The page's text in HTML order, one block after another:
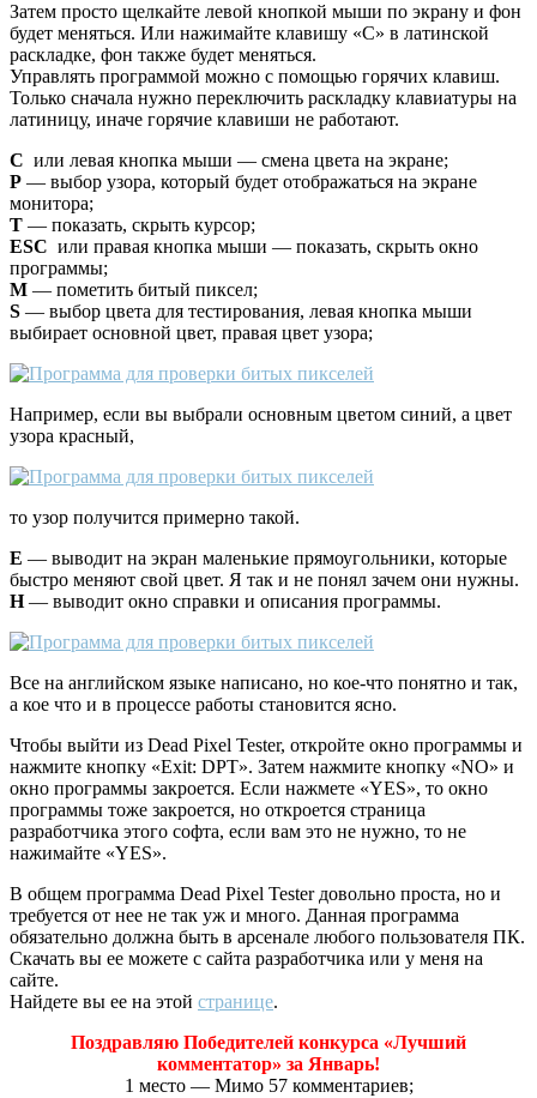
Затем просто щелкайте левой кнопкой мыши по экрану и фон
будет меняться. Или нажимайте клавишу «С» в латинской
раскладке, фон также будет меняться.
Управлять программой можно с помощью горячих клавиш.
Только сначала нужно переключить раскладку клавиатуры на
латиницу, иначе горячие клавиши не работают.
C или левая кнопка мыши — смена цвета на экране;
P — выбор узора, который будет отображаться на экране
монитора;
T — показать, скрыть курсор;
ESC или правая кнопка мыши — показать, скрыть окно
программы;
M — пометить битый пиксел;
S — выбор цвета для тестирования, левая кнопка мыши
выбирает основной цвет, правая цвет узора;
Например, если вы выбрали основным цветом синий, а цвет
узора красный,
то узор получится примерно такой.
E — выводит на экран маленькие прямоугольники, которые
быстро меняют свой цвет. Я так и не понял зачем они нужны.
H— выводит окно справки и описания программы.
Все на английском языке написано, но кое-что понятно и так,
а кое что и в процессе работы становится ясно.
Чтобы выйти из Dead Pixel Tester, откройте окно программы и
нажмите кнопку «Exit: DPT». Затем нажмите кнопку «NO» и
окно программы закроется. Если нажмете «YES», то окно
программы тоже закроется, но откроется страница
разработчика этого софта, если вам это не нужно, то не
нажимайте «YES».
В общем программа Dead Pixel Tester довольно проста, но и
требуется от нее не так уж и много. Данная программа
обязательно должна быть в арсенале любого пользователя ПК.
Скачать вы ее можете с сайта разработчика или у меня на
сайте.
Найдете вы ее на этой странице.
Поздравляю Победителей конкурса «Лучший
комментатор» за Январь!
1 место — Мимо 57 комментариев;